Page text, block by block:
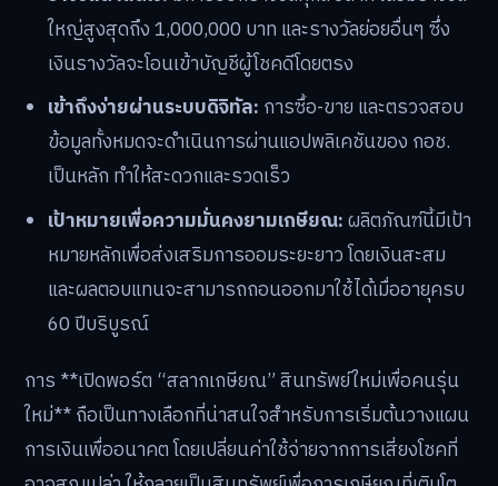
พฤติกรรมการเสี่ยงโชคให้กลายเป็นการออม โดยเงินค่า
ซื้อสลากทุกบาทจะถูกเก็บไว้เป็นเงินออมในบัญชี กอช.
เงินต้นไม่หาย:แม้จะไม่ถูกรางวัล เงินต้นที่ใช้ซื้อสลากจะ
ยังคงอยู่และถูกนำไปลงทุนในสินทรัพย์ความเสี่ยงต่ำเพื่อ
สร้างผลตอบแทน และจะได้รับคืนเมื่อครบเงื่อนไขที่
กำหนด
รางวัลน่าสนใจ:มีการออกรางวัลทุกสัปดาห์ โดยมีรางวัล
ใหญ่สูงสุดถึง 1,000,000 บาท และรางวัลย่อยอื่นๆ ซึ่ง
เงินรางวัลจะโอนเข้าบัญชีผู้โชคดีโดยตรง
เข้าถึงง่ายผ่านระบบดิจิทัล:การซื้อ-ขาย และตรวจสอบ
ข้อมูลทั้งหมดจะดำเนินการผ่านแอปพลิเคชันของ กอช.
เป็นหลัก ทำให้สะดวกและรวดเร็ว